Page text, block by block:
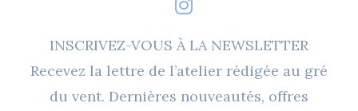
Être
Choisies
INSCRIVEZ-VOUS À LA NEWSLETTER
Recevez la lettre de l’atelier rédigée au gré
du vent. Dernières nouveautés, offres